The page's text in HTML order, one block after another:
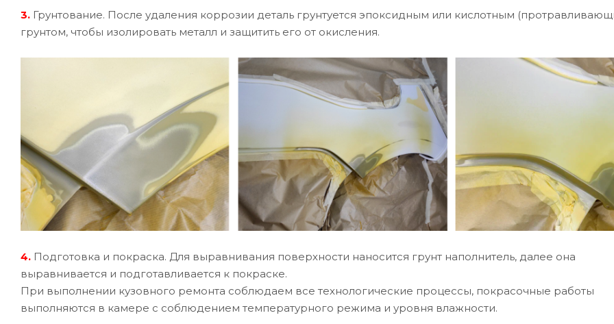
3. Грунтование. После удаления коррозии деталь грунтуется эпоксидным или кислотным
грунтом, чтобы изолировать металл и защитить его от окисления.
4. Подготовка и покраска. Для выравнивания поверхности наносится грунт наполнитель, далее она
выравнивается и подготавливается к покраске.
При выполнении кузовного ремонта соблюдаем все технологические процессы, покрасочные работы
выполняются в камере с соблюдением температурного режима и уровня влажности.